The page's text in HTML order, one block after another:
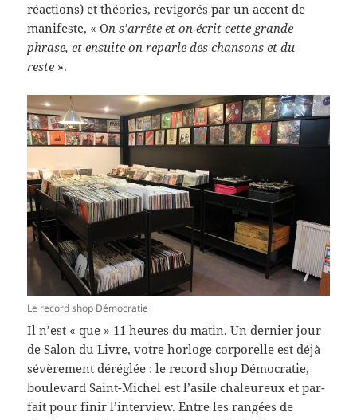
réac­tions) et théories, revig­orés par un accent de
man­i­feste, « On s’arrête et on écrit cette grande
phrase, et ensuite on reparle des chan­sons et du
reste ».
Le record shop Démocratie
Il n’est « que » 11 heures du matin. Un dernier jour
de Salon du Livre, votre hor­loge cor­porelle est déjà
sévère­ment déréglée : le record shop Démoc­ra­tie,
boule­vard Saint-​Michel est l’asile chaleureux et par­
fait pour finir l’interview. Entre les rangées de